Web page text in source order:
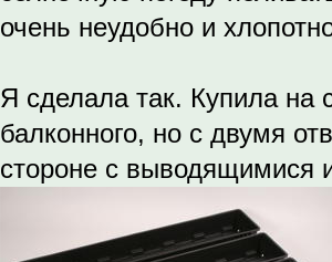
очень неудобно и
Я сделала так. Купила на
балконного, но с двумя
стороне с выводящимися